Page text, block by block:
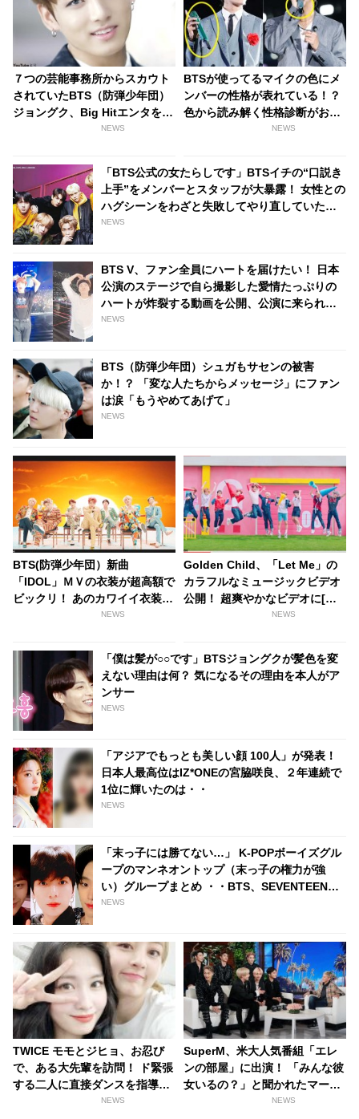
７つの芸能事務所からスカウト
されていたBTS（防弾少年団）
ジョングク、Big Hitエンタを選
んだ決め手になったのは・・？
NEWS
BTSが使ってるマイクの色にメ
ンバーの性格が表れている！？
色から読み解く性格診断がおも
NEWS
「BTS公式の女たらしです」BTSイチの“口説き
上手”をメンバーとスタッフが大暴露！ 女性との
ハグシーンをわざと失敗してやり直していたと
バラされるメンバーも！ 爆弾発言のオンパレー
NEWS
BTS V、ファン全員にハートを届けたい！ 日本
公演のステージで自ら撮影した愛情たっぷりの
ハートが炸裂する動画を公開、公演に来られな
かったファンに最高のプレゼント
NEWS
BTS（防弾少年団）シュガもサセンの被害
か！？ 「変な人たちからメッセージ」にファン
は涙「もうやめてあげて」
NEWS
BTS(防弾少年団）新曲
「IDOL」ＭＶの衣装が超高額で
ビックリ！ あのカワイイ衣装は
一体いくら・・？NEWS
Golden Child、「Let Me」の
カラフルなミュージックビデオ
公開！ 超爽やかなビデオに[動
NEWS
「僕は髪が○○です」BTSジョングクが髪色を変
えない理由は何？ 気になるその理由を本人がア
ンサー
NEWS
「アジアでもっとも美しい顔 100人」が発表！
日本人最高位はIZ*ONEの宮脇咲良、２年連続で
1位に輝いたのは・・
NEWS
「末っ子には勝てない…」 K-POPボーイズグル
ープのマンネオントップ（末っ子の権力が強
い）グループまとめ ・・BTS、SEVENTEENな
ど
NEWS
TWICE モモとジヒョ、お忍び
で、ある大先輩を訪問！ ド緊張
する二人に直接ダンスを指導し
たアーティストとは一体だれ？
NEWS
SuperM、米大人気番組「エレ
ンの部屋」に出演！ 「みんな彼
女いるの？」と聞かれたマーク
の返答にファン拍手[動画あり]
NEWS